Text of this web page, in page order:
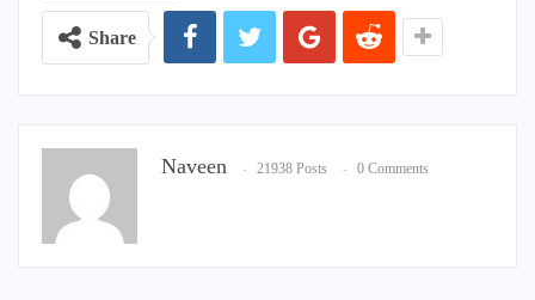
Share
Naveen 21938 Posts 0 Comments